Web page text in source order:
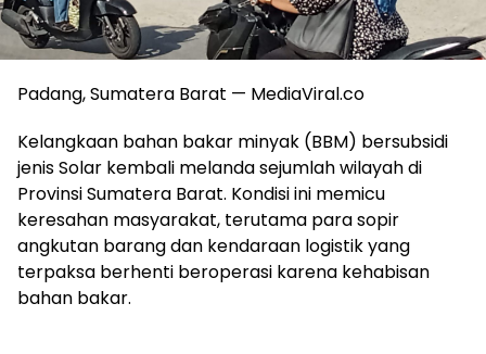
Padang, Sumatera Barat — MediaViral.co
Kelangkaan bahan bakar minyak (BBM) bersubsidi
jenis Solar kembali melanda sejumlah wilayah di
Provinsi Sumatera Barat. Kondisi ini memicu
keresahan masyarakat, terutama para sopir
angkutan barang dan kendaraan logistik yang
terpaksa berhenti beroperasi karena kehabisan
bahan bakar.